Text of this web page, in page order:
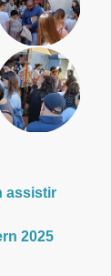
assistir
2025